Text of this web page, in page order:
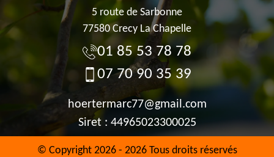
5 route de Sarbonne
77580 Crecy La Chapelle
01 85 53 78 78
07 70 90 35 39
hoertermarc77@gmail.com
Siret : 44965023300025
© Copyright 2026 - 2026 Tous droits réservés